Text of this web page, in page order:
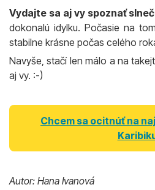
Vydajte sa aj vy spoznať
dokonalú idylku. Počasie na
stabilne krásne počas celého
Navyše, stačí len málo a na
aj vy. :-)
Chcem sa ocitnúť na
Autor: Hana Ivanová